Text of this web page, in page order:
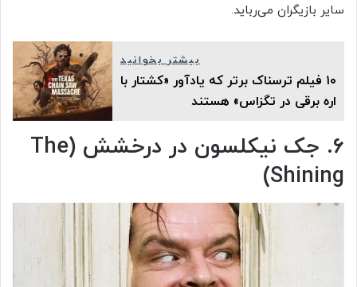
سایر بازیگران می‌رباید.
بیشتر بخوانید
۱۰ فیلم ترسناک برتر که یادآور «کشتار با
اره برقی در تگزاس» هستند
۶. جک نیکلسون در درخشش (The
Shining)